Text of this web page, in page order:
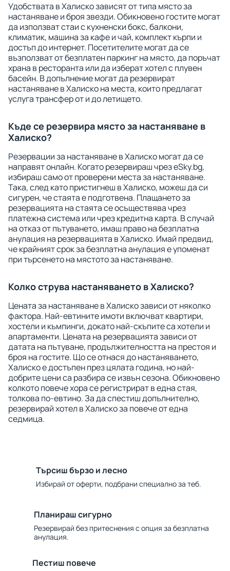
Удобствата в Халиско зависят от типа място за
настаняване и броя звезди. Обикновено гостите могат
да използват стаи с кухненски бокс, балкони,
климатик, машина за кафе и чай, комплект кърпи и
достъп до интернет. Посетителите могат да се
възползват от безплатен паркинг на място, да поръчат
храна в ресторанта или да изберат хотел с плувен
басейн. В допълнение могат да резервират
настаняване в Халиско на места, които предлагат
услуга трансфер от и до летището.
Къде се резервира място за настаняване в
Халиско?
Резервации за настаняване в Халиско могат да се
направят онлайн. Когато резервираш чрез eSky.bg,
избираш само от проверени места за настаняване.
Така, след като пристигнеш в Халиско, можеш да си
сигурен, че стаята е подготвена. Плащането за
резервацията на стаята се осъществява чрез
платежна система или чрез кредитна карта. В случай
на отказ от пътуването, имаш право на безплатна
анулация на резервацията в Халиско. Имай предвид,
че крайният срок за безплатна анулация е упоменат
при търсенето на мястото за настаняване.
Колко струва настаняването в Халиско?
Цената за настаняване в Халиско зависи от няколко
фактора. Най-евтините имоти включват квартири,
хостели и къмпинги, докато най-скъпите са хотели и
апартаменти. Цената на резервацията зависи от
датата на пътуване, продължителността на престоя и
броя на гостите. Що се отнася до настаняването,
Халиско е достъпен през цялата година, но най-
добрите цени са разбира се извън сезона. Обикновено
колкото повече хора се регистрират в една стая,
толкова по-евтино. За да спестиш допълнително,
резервирай хотел в Халиско за повече от една
седмица.
Търсиш бързо и лесно
Избирай от оферти, подбрани специално за теб.
Планираш сигурно
Резервирай без притеснения с опция за безплатна
анулация.
Пестиш повече